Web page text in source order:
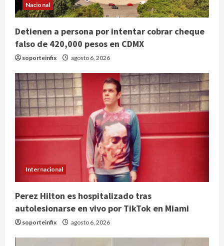
Nacional
Detienen a persona por intentar cobrar cheque
falso de 420,000 pesos en CDMX
soporteinfix agosto 6, 2026
Internacional
Perez Hilton es hospitalizado tras
autolesionarse en vivo por TikTok en Miami
soporteinfix agosto 6, 2026